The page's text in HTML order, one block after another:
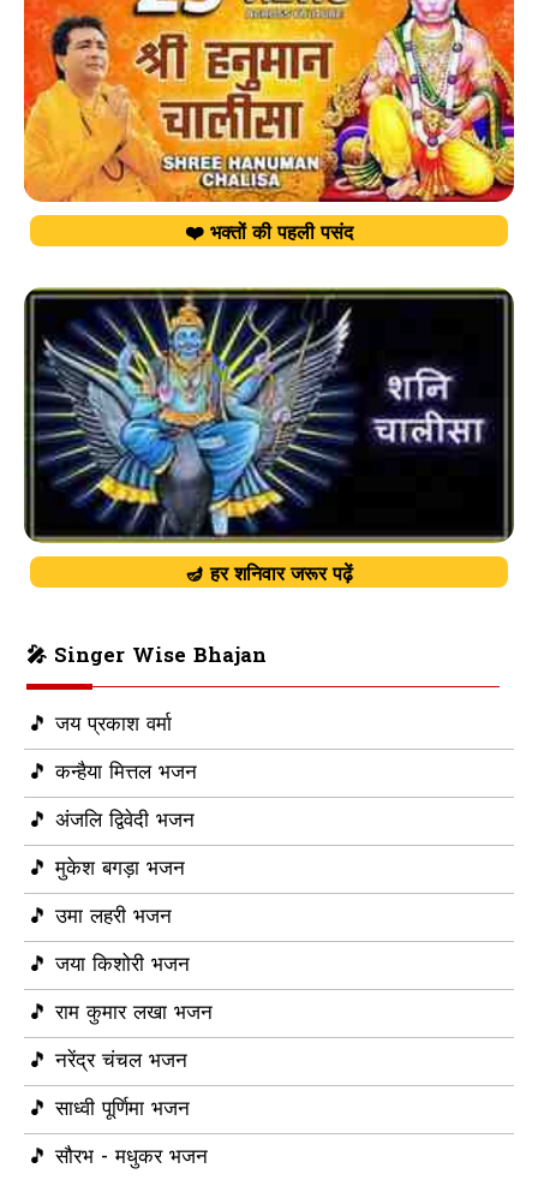
❤️ भक्तों की पहली पसंद
🪔 हर शनिवार जरूर पढ़ें
🎤 Singer Wise Bhajan
🎵 जय प्रकाश वर्मा
🎵 कन्हैया मित्तल भजन
🎵 अंजलि द्विवेदी भजन
🎵 मुकेश बगड़ा भजन
🎵 उमा लहरी भजन
🎵 जया किशोरी भजन
🎵 राम कुमार लखा भजन
🎵 नरेंद्र चंचल भजन
🎵 साध्वी पूर्णिमा भजन
🎵 सौरभ - मधुकर भजन